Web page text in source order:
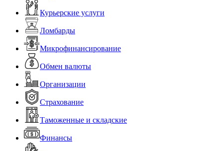
Курьерские услуги
Ломбарды
Микрофинансирование
Обмен валюты
Организации
Страхование
Таможенные и складские
Финансы